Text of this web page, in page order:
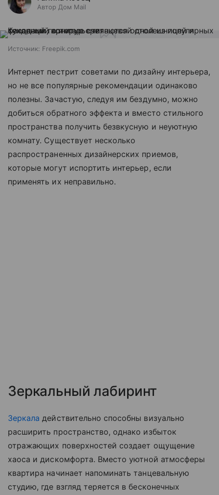
Автор Дом Mail
Источник: Freepik.com
Интернет пестрит советами по дизайну интерьера,
но не все популярные рекомендации одинаково
полезны. Зачастую, следуя им бездумно, можно
добиться обратного эффекта и вместо стильного
пространства получить безвкусную и неуютную
комнату. Существует несколько
распространенных дизайнерских приемов,
которые могут испортить интерьер, если
применять их неправильно.
Зеркальный лабиринт
Зеркала действительно способны визуально
расширить пространство, однако избыток
отражающих поверхностей создает ощущение
хаоса и дискомфорта. Вместо уютной атмосферы
квартира начинает напоминать танцевальную
студию, где взгляд теряется в бесконечных